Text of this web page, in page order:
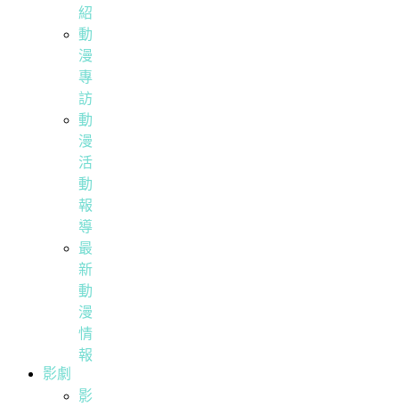
紹
動
漫
專
訪
動
漫
活
動
報
導
最
新
動
漫
情
報
影劇
影